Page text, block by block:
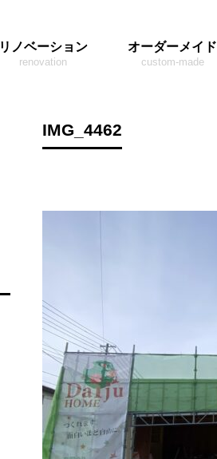
リノベーション
renovation
オーダーメイド
custom-made
IMG_4462